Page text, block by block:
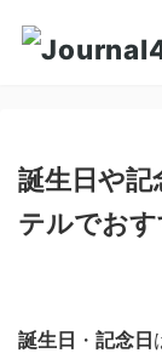
誕生日や記
テルでお
誕生日 ・ 記念日